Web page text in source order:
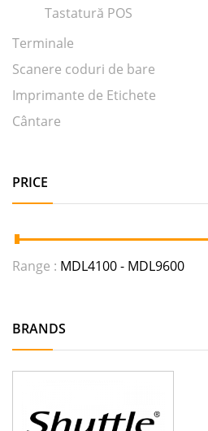
Tastatură POS
Terminale
Scanere coduri de bare
Imprimante de Etichete
Cântare
PRICE
Range : MDL4100 - MDL9600
BRANDS